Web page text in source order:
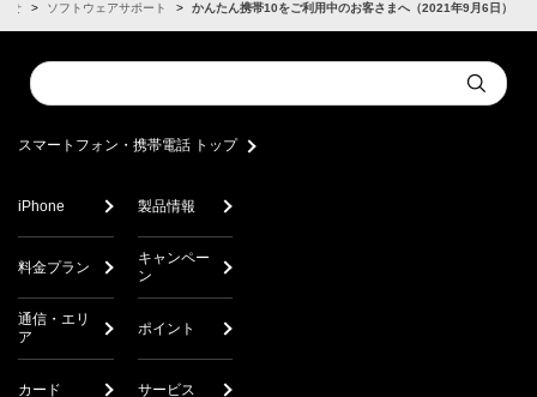
せ ソフトウェアサポート かんたん携帯10をご利用中のお客さまへ（2021年9月6日）
Conduct
a
Submit
スマートフォン・携帯電話 トップ
iPhone 製品情報
料金プラン
キャンペー
ン
通信・エリ
ア
ポイント
カード サービス